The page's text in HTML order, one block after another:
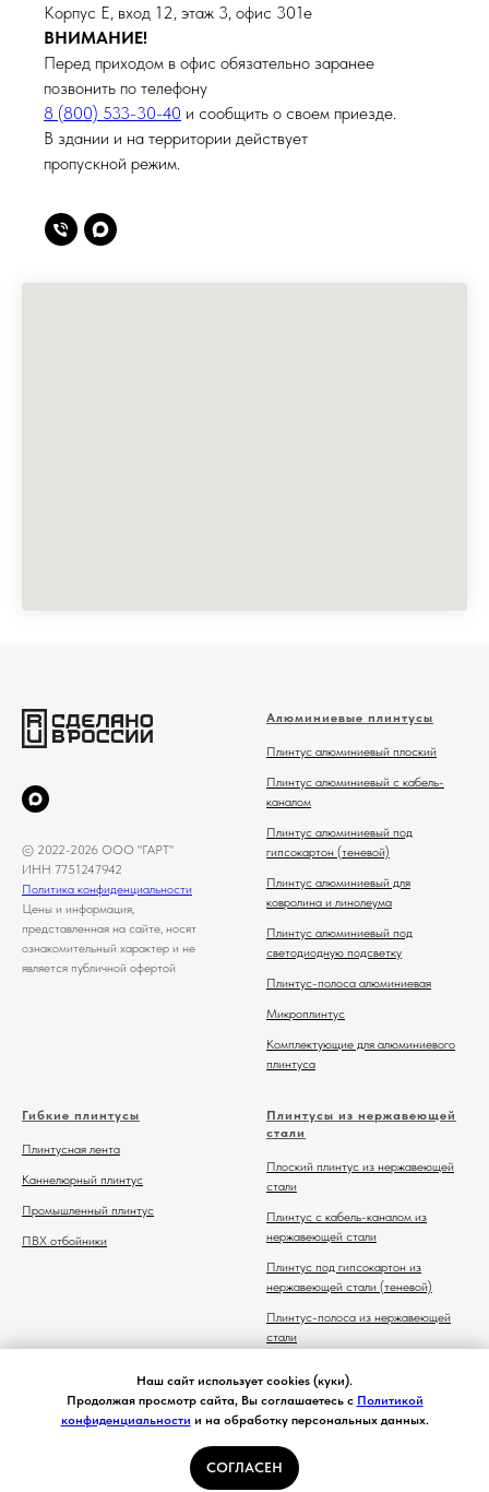
Наш сайт использует cookies (куки).
Продолжая просмотр сайта, Вы соглашаетесь с Политикой
конфиденциальности и на обработку персональных данных.
СОГЛАСЕН
Контакты
Корпус Е, вход 12, этаж 3, офис 301е
ВНИМАНИЕ!
Перед приходом в офис обязательно заранее
позвонить по телефону
8 (800) 533-30-40 и сообщить о своем приезде.
В здании и на территории действует
пропускной режим.
© 2022-2026 ООО "ГАРТ"
ИНН 7751247942
Политика конфиденциальности
Цены и информация,
представленная на сайте, носят
ознакомительный характер и не
является публичной офертой
Алюминиевые плинтусы
Плинтус алюминиевый плоский
Плинтус алюминиевый с кабель-
каналом
Плинтус алюминиевый под
гипсокартон (теневой)
Плинтус алюминиевый для
ковролина и линолеума
Плинтус алюминиевый под
светодиодную подсветку
Плинтус-полоса алюминиевая
Микроплинтус
Комплектующие для алюминиевого
плинтуса
Гибкие плинтусы
Плинтусная лента
Каннелюрный плинтус
Промышленный плинтус
ПВХ отбойники
Плинтусы из нержавеющей
стали
Плоский плинтус из нержавеющей
стали
Плинтус с кабель-каналом из
нержавеющей стали
Плинтус под гипсокартон из
нержавеющей стали (теневой)
Плинтус-полоса из нержавеющей
стали
нержавеющей стали